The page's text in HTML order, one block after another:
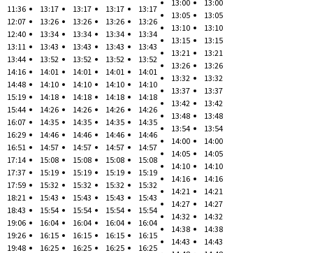
11:36
12:07
12:40
13:11
13:44
14:16
14:48
15:19
15:44
16:07
16:29
16:51
17:14
17:37
17:59
18:21
18:43
19:06
19:26
19:48
13:17
13:26
13:34
13:43
13:52
14:01
14:10
14:18
14:26
14:35
14:46
14:57
15:08
15:19
15:32
15:43
15:54
16:04
16:15
16:25
13:17
13:26
13:34
13:43
13:52
14:01
14:10
14:18
14:26
14:35
14:46
14:57
15:08
15:19
15:32
15:43
15:54
16:04
16:15
16:25
13:17
13:26
13:34
13:43
13:52
14:01
14:10
14:18
14:26
14:35
14:46
14:57
15:08
15:19
15:32
15:43
15:54
16:04
16:15
16:25
13:17
13:26
13:34
13:43
13:52
14:01
14:10
14:18
14:26
14:35
14:46
14:57
15:08
15:19
15:32
15:43
15:54
16:04
16:15
16:25
13:00
13:05
13:10
13:15
13:21
13:26
13:32
13:37
13:42
13:48
13:54
14:00
14:05
14:10
14:16
14:21
14:27
14:32
14:38
14:43
13:00
13:05
13:10
13:15
13:21
13:26
13:32
13:37
13:42
13:48
13:54
14:00
14:05
14:10
14:16
14:21
14:27
14:32
14:38
14:43